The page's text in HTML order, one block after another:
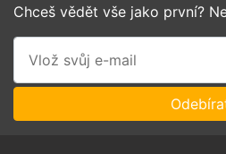
Chceš vědět vše jako první?